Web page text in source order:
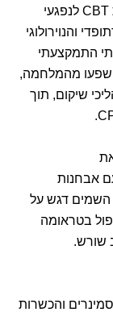
פסיכיאטרי בבית החולים באר יעקב, מרפאת CBT לנפגעי
והנוירולוגי
התמקצעתי
מהמלחמה,
שיקום, תוך
אבחנות
השמים דגש על
בטראומה
שורש.
והכשרות